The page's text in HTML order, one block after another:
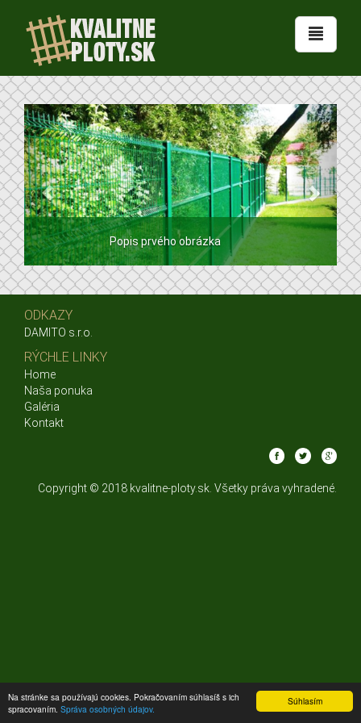
Súhlasím
Na stránke sa používajú cookies. Pokračovaním súhlasíš s ich
spracovaním. Správa osobných údajov.
Popis prvého obrázka
ODKAZY
DAMITO s.r.o.
RÝCHLE LINKY
Home
Naša ponuka
Galéria
Kontakt
Copyright © 2018 kvalitne-ploty.sk. Všetky práva vyhradené.